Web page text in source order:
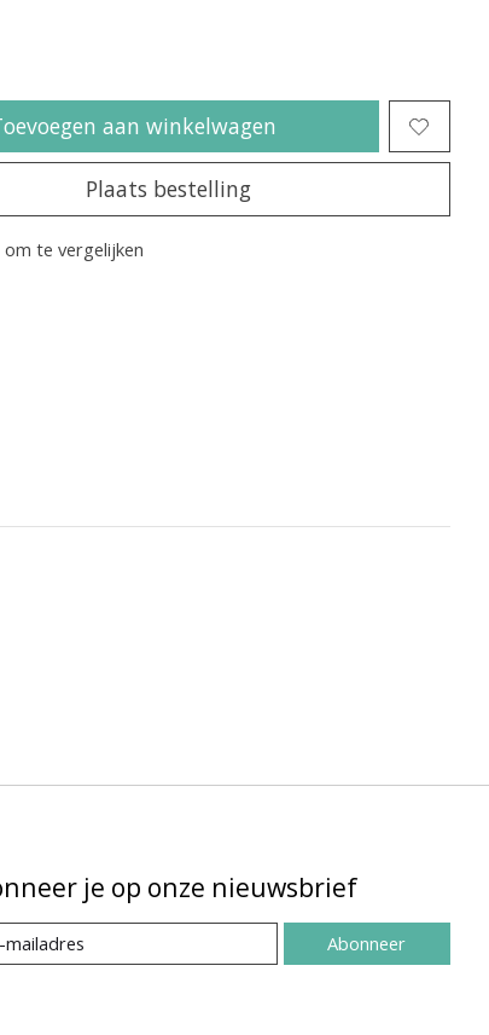
aan winkelwagen
Plaats bestelling
te vergelijken
je op onze nieuwsbrief
Abonneer